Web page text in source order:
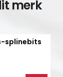
merk
splinebits